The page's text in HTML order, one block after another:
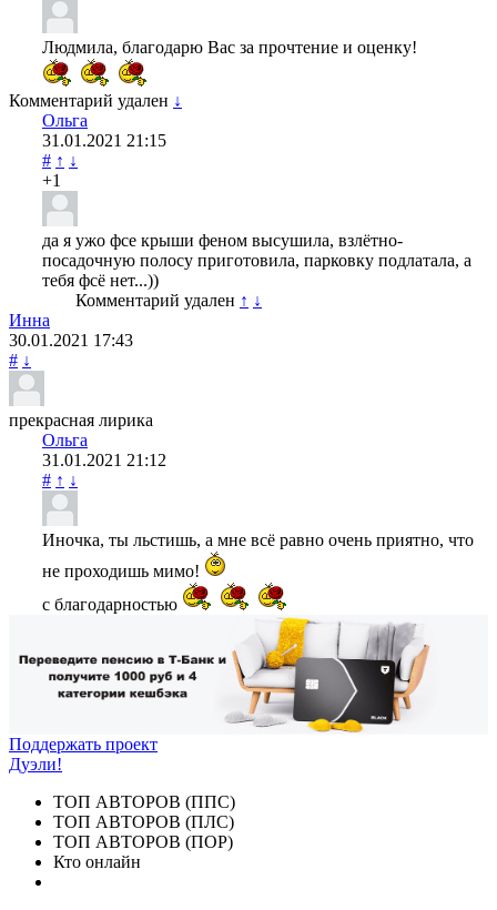
Людмила, благодарю Вас за прочтение и оценку!
Комментарий удален ↓
Ольга
31.01.2021 21:15
# ↑ ↓
+1
да я ужо фсе крыши феном высушила, взлётно-
посадочную полосу приготовила, парковку подлатала, а
тебя фсё нет...))
Комментарий удален ↑ ↓
Инна
30.01.2021 17:43
# ↓
прекрасная лирика
Ольга
31.01.2021 21:12
# ↑ ↓
Иночка, ты льстишь, а мне всё равно очень приятно, что
не проходишь мимо!
с благодарностью
Поддержать проект
Дуэли!
ТОП АВТОРОВ (ППС)
ТОП АВТОРОВ (ПЛС)
ТОП АВТОРОВ (ПОР)
Кто онлайн